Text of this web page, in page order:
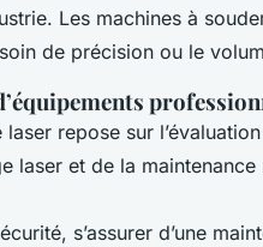
Les machines à
de précision ou le
repose sur
laser et de la
s’assurer d’une